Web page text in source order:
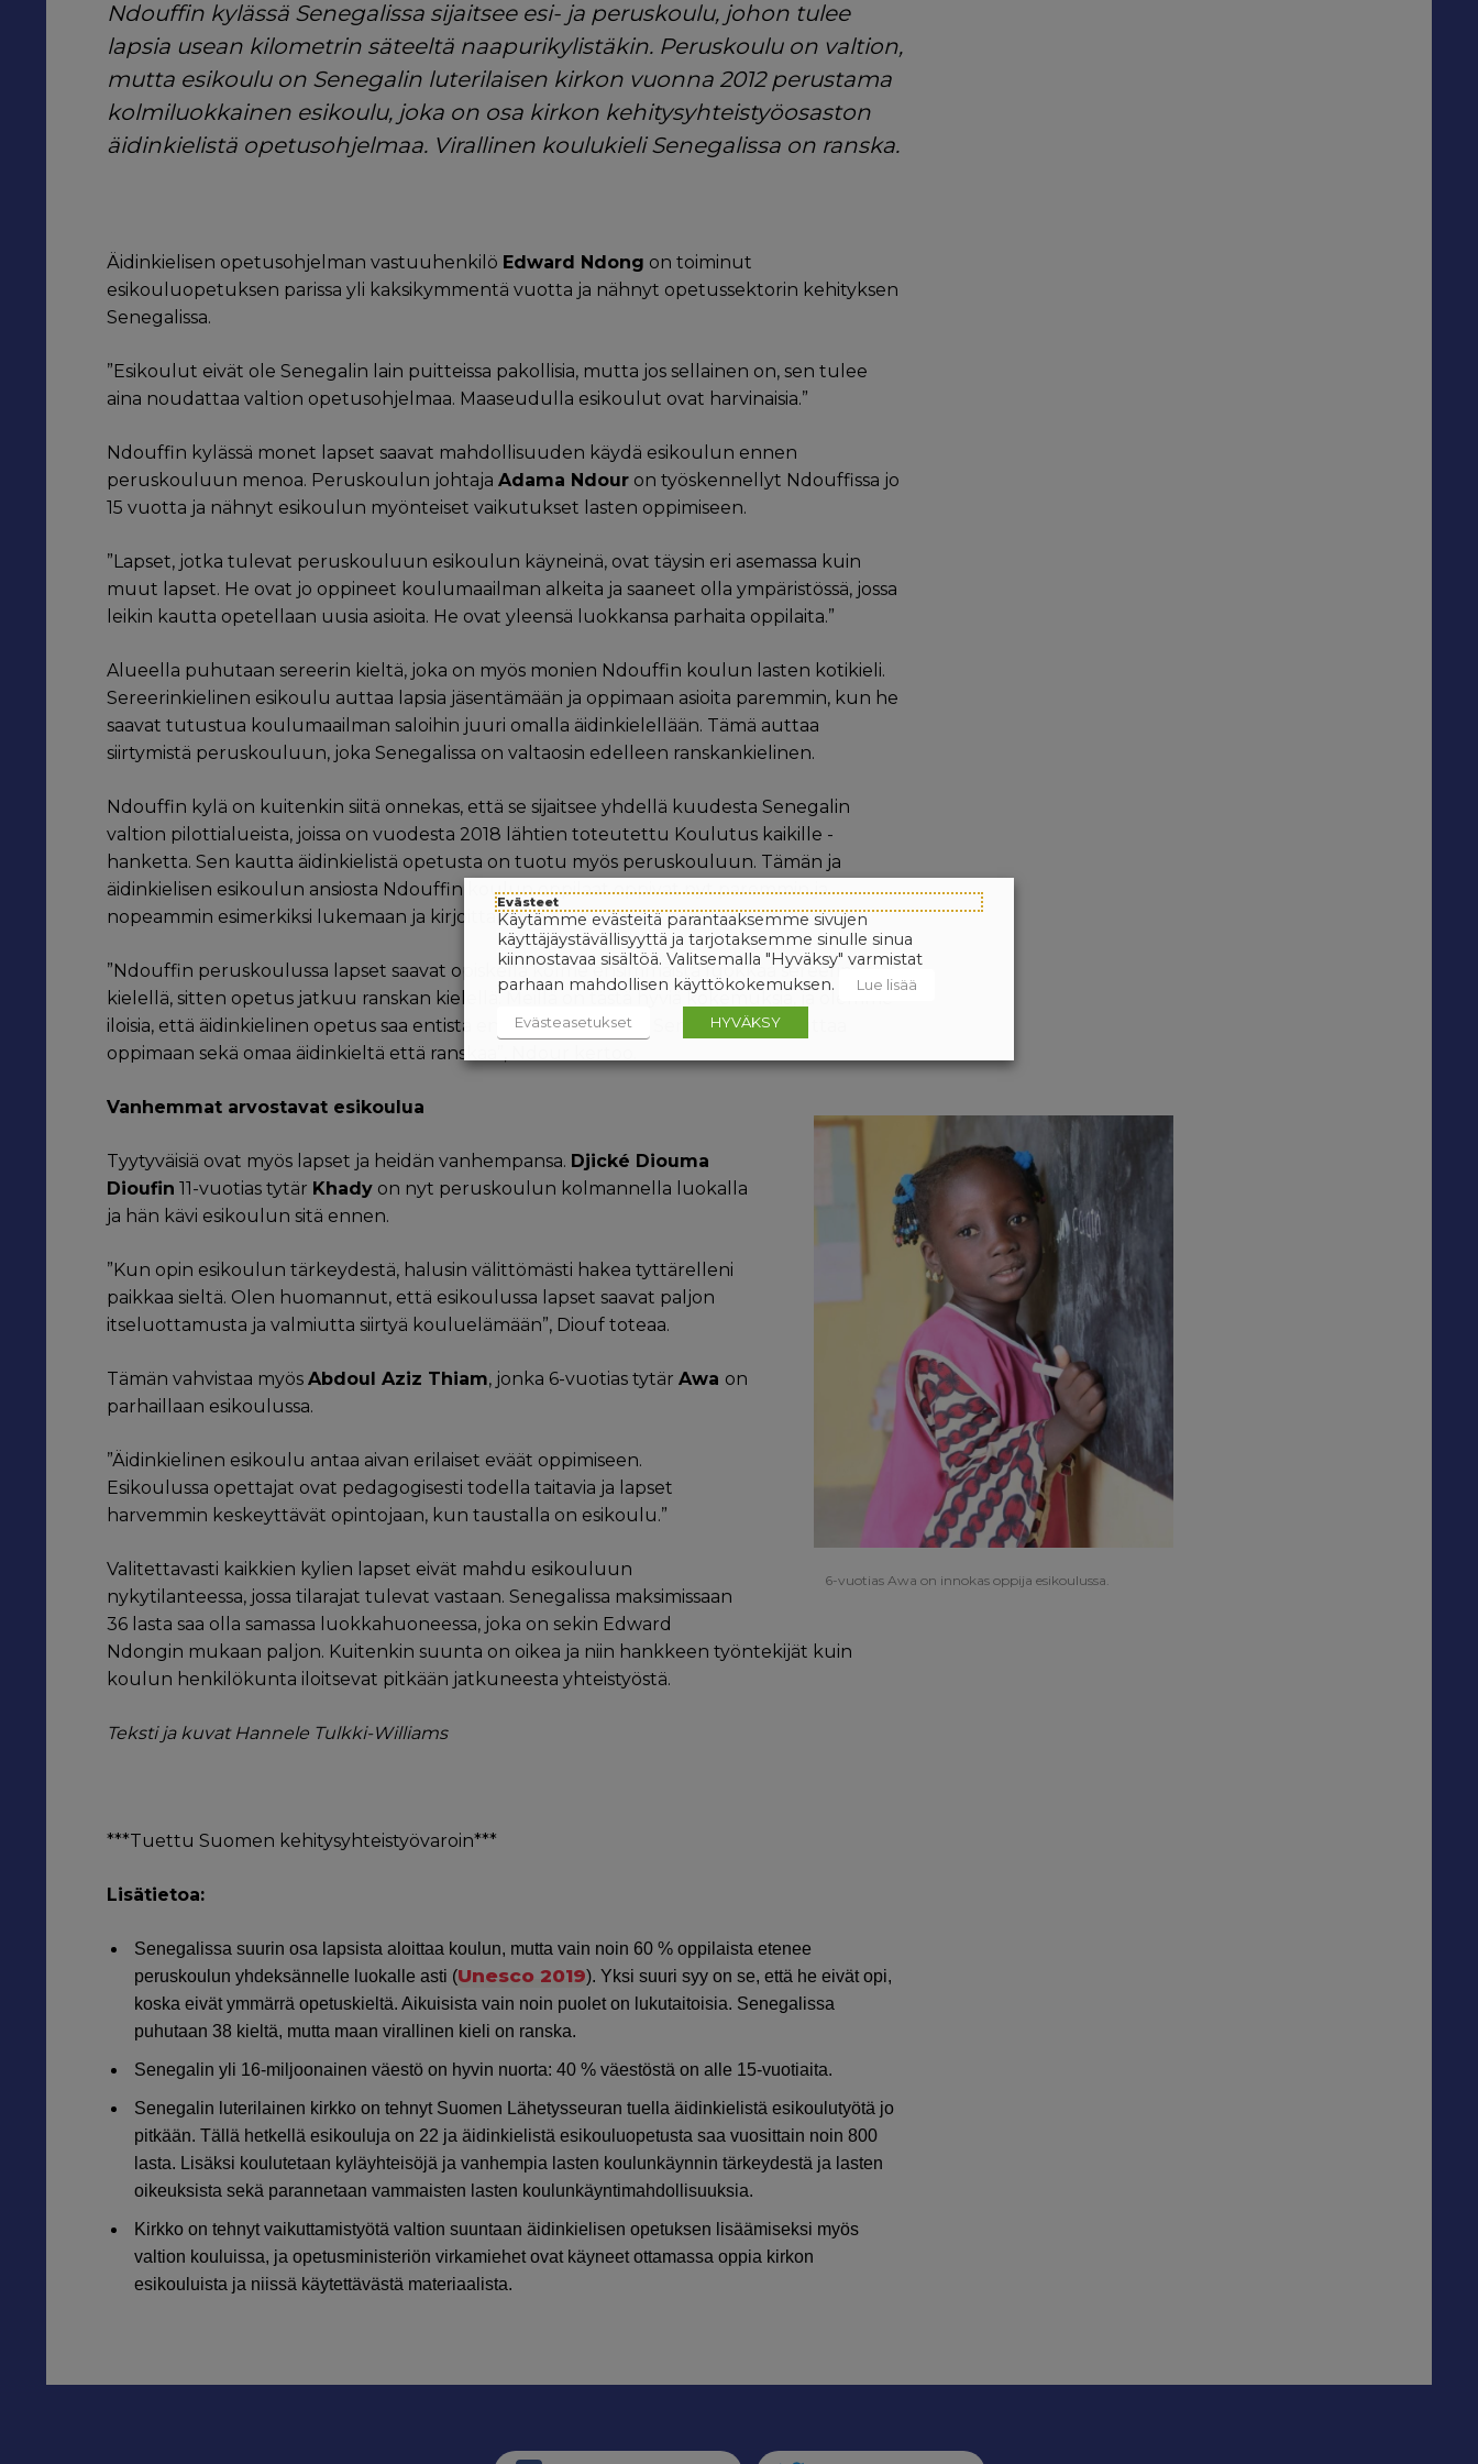
Ndouffin kylässä Senegalissa sijaitsee esi- ja peruskoulu, johon tulee
lapsia usean kilometrin säteeltä naapurikylistäkin. Peruskoulu on valtion,
mutta esikoulu on Senegalin luterilaisen kirkon vuonna 2012 perustama
kolmiluokkainen esikoulu, joka on osa kirkon kehitysyhteistyöosaston
äidinkielistä opetusohjelmaa. Virallinen koulukieli Senegalissa on ranska.
Äidinkielisen opetusohjelman vastuuhenkilö Edward Ndong on toiminut
esikouluopetuksen parissa yli kaksikymmentä vuotta ja nähnyt opetussektorin kehityksen
Senegalissa.
”Esikoulut eivät ole Senegalin lain puitteissa pakollisia, mutta jos sellainen on, sen tulee
aina noudattaa valtion opetusohjelmaa. Maaseudulla esikoulut ovat harvinaisia.”
Ndouffin kylässä monet lapset saavat mahdollisuuden käydä esikoulun ennen
peruskouluun menoa. Peruskoulun johtaja Adama Ndour on työskennellyt Ndouffissa jo
15 vuotta ja nähnyt esikoulun myönteiset vaikutukset lasten oppimiseen.
”Lapset, jotka tulevat peruskouluun esikoulun käyneinä, ovat täysin eri asemassa kuin
muut lapset. He ovat jo oppineet koulumaailman alkeita ja saaneet olla ympäristössä, jossa
leikin kautta opetellaan uusia asioita. He ovat yleensä luokkansa parhaita oppilaita.”
Alueella puhutaan sereerin kieltä, joka on myös monien Ndouffin koulun lasten kotikieli.
Sereerinkielinen esikoulu auttaa lapsia jäsentämään ja oppimaan asioita paremmin, kun he
saavat tutustua koulumaailman saloihin juuri omalla äidinkielellään. Tämä auttaa
siirtymistä peruskouluun, joka Senegalissa on valtaosin edelleen ranskankielinen.
Ndouffin kylä on kuitenkin siitä onnekas, että se sijaitsee yhdellä kuudesta Senegalin
valtion pilottialueista, joissa on vuodesta 2018 lähtien toteutettu Koulutus kaikille -
hanketta. Sen kautta äidinkielistä opetusta on tuotu myös peruskouluun. Tämän ja
äidinkielisen esikoulun ansiosta Ndouffin koulun oppilaat oppivat nyt paremmin ja
nopeammin esimerkiksi lukemaan ja kirjoittamaan.
”Ndouffin peruskoulussa lapset saavat opiskella kolme ensimmäistä luokkaa sereerin
kielellä, sitten opetus jatkuu ranskan kielellä. Meillä on tästä hyviä kokemuksia, ja olemme
iloisia, että äidinkielinen opetus saa entistä enemmän jalansijaa Senegalissa. Se auttaa
oppimaan sekä omaa äidinkieltä että ranskaa”, Ndour kertoo.
6-vuotias Awa on innokas oppija esikoulussa.
Vanhemmat arvostavat esikoulua
Tyytyväisiä ovat myös lapset ja heidän vanhempansa. Djické Diouma
Dioufin 11-vuotias tytär Khady on nyt peruskoulun kolmannella luokalla
ja hän kävi esikoulun sitä ennen.
”Kun opin esikoulun tärkeydestä, halusin välittömästi hakea tyttärelleni
paikkaa sieltä. Olen huomannut, että esikoulussa lapset saavat paljon
itseluottamusta ja valmiutta siirtyä kouluelämään”, Diouf toteaa.
Tämän vahvistaa myös Abdoul Aziz Thiam, jonka 6-vuotias tytär Awa on
parhaillaan esikoulussa.
”Äidinkielinen esikoulu antaa aivan erilaiset eväät oppimiseen.
Esikoulussa opettajat ovat pedagogisesti todella taitavia ja lapset
harvemmin keskeyttävät opintojaan, kun taustalla on esikoulu.”
Valitettavasti kaikkien kylien lapset eivät mahdu esikouluun
nykytilanteessa, jossa tilarajat tulevat vastaan. Senegalissa maksimissaan
36 lasta saa olla samassa luokkahuoneessa, joka on sekin Edward
Ndongin mukaan paljon. Kuitenkin suunta on oikea ja niin hankkeen työntekijät kuin
koulun henkilökunta iloitsevat pitkään jatkuneesta yhteistyöstä.
Teksti ja kuvat Hannele Tulkki-Williams
***Tuettu Suomen kehitysyhteistyövaroin***
Lisätietoa:
Senegalissa suurin osa lapsista aloittaa koulun, mutta vain noin 60 % oppilaista etenee
peruskoulun yhdeksännelle luokalle asti (Unesco 2019). Yksi suuri syy on se, että he eivät opi,
koska eivät ymmärrä opetuskieltä. Aikuisista vain noin puolet on lukutaitoisia. Senegalissa
puhutaan 38 kieltä, mutta maan virallinen kieli on ranska.
Senegalin yli 16-miljoonainen väestö on hyvin nuorta: 40 % väestöstä on alle 15-vuotiaita.
Senegalin luterilainen kirkko on tehnyt Suomen Lähetysseuran tuella äidinkielistä esikoulutyötä jo
pitkään. Tällä hetkellä esikouluja on 22 ja äidinkielistä esikouluopetusta saa vuosittain noin 800
lasta. Lisäksi koulutetaan kyläyhteisöjä ja vanhempia lasten koulunkäynnin tärkeydestä ja lasten
oikeuksista sekä parannetaan vammaisten lasten koulunkäyntimahdollisuuksia.
Kirkko on tehnyt vaikuttamistyötä valtion suuntaan äidinkielisen opetuksen lisäämiseksi myös
valtion kouluissa, ja opetusministeriön virkamiehet ovat käyneet ottamassa oppia kirkon
esikouluista ja niissä käytettävästä materiaalista.
Evästeet
Käytämme evästeitä parantaaksemme sivujen
käyttäjäystävällisyyttä ja tarjotaksemme sinulle sinua
kiinnostavaa sisältöä. Valitsemalla "Hyväksy" varmistat
parhaan mahdollisen käyttökokemuksen.
Lue lisää
Evästeasetukset HYVÄKSY